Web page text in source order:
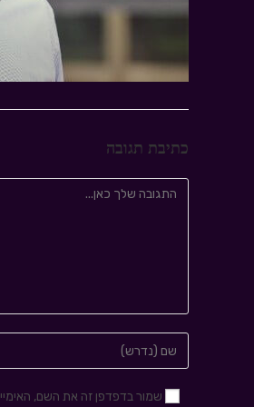
כתיבת תגובה
שמור בדפדפן זה את השם,